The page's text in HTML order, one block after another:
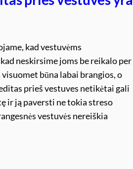
kad vestuvėms
neskirsime joms be reikalo per
būna labai brangios, o
prieš vestuves netikėtai gali
ir ją paversti ne tokia streso
vestuvės nereiškia